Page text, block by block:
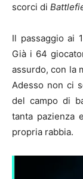
scorci di
Il passaggio ai
Già i 64
assurdo, con la
Adesso non ci
del campo di
tanta pazienza
propria rabbia.